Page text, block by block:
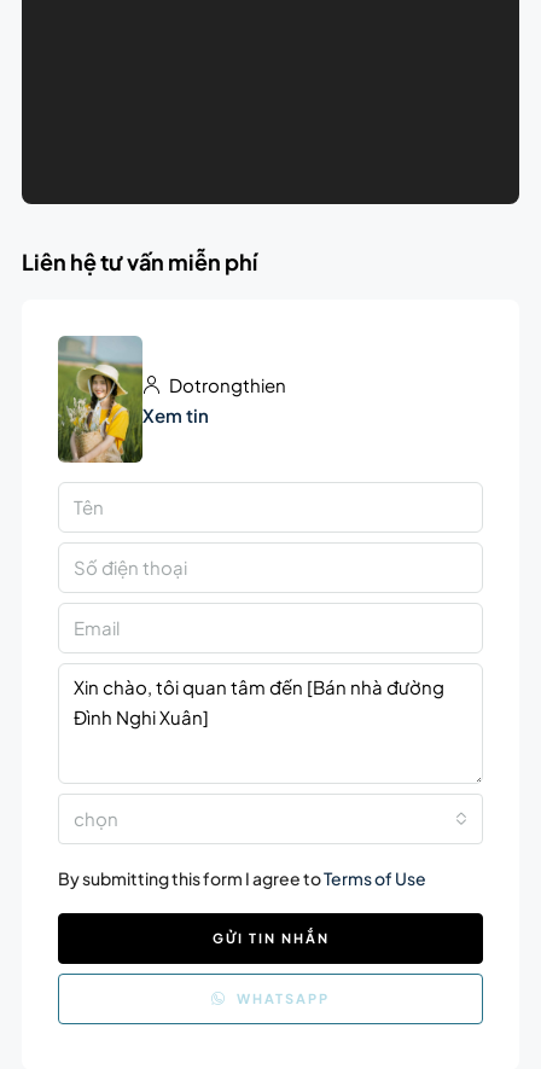
Liên hệ tư vấn miễn phí
Dotrongthien
Xem tin
chọn
By submitting this form I agree toTerms of Use
GỬI TIN NHẮN
WHATSAPP